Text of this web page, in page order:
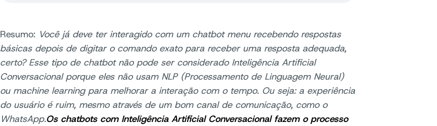
Resumo: Você já deve ter interagido com um chatbot menu recebendo respostas
básicas depois de digitar o comando exato para receber uma resposta adequada,
certo? Esse tipo de chatbot não pode ser considerado Inteligência Artificial
Conversacional porque eles não usam NLP (Processamento de Linguagem Neural)
ou machine learning para melhorar a interação com o tempo. Ou seja: a experiência
do usuário é ruim, mesmo através de um bom canal de comunicação, como o
WhatsApp.Os chatbots com Inteligência Artificial Conversacional fazem o processo